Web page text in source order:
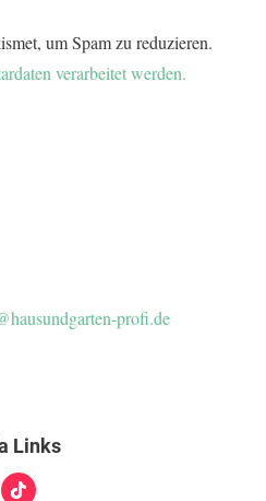
um Spam zu reduzieren.
verarbeitet werden.
profi.de
Links